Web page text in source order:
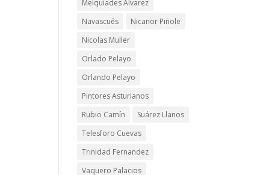
Melquiades Álvarez
Navascués
Nicanor Piñole
Nicolas Muller
Orlado Pelayo
Orlando Pelayo
Pintores Asturianos
Rubio Camín
Suárez Llanos
Telesforo Cuevas
Trinidad Fernandez
Vaquero Palacios